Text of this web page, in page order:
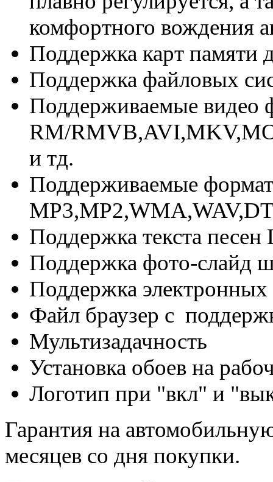
комфортного вождения
Поддержка карт памяти
Поддержка файловых
Поддерживаемые видео
RM/
и тд.
Поддерживаемые
Поддержка текста песен
Поддержка фото-слайд
Поддержка
Файл браузер с
Мультизадачность
Установка обоев на
Логотип при "вкл" и
Гарантия на
месяцев со дня покупки.